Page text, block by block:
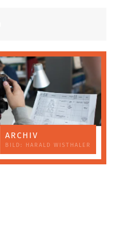
ARCHIV
BILD: HARALD WISTHALER